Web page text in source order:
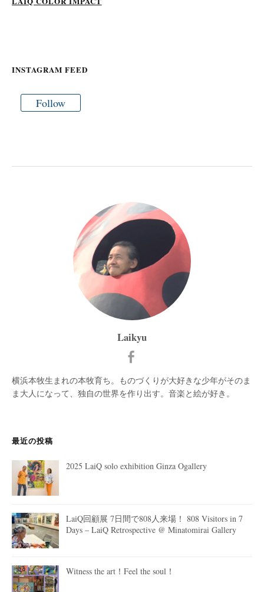
INSTAGRAM FEED
Follow
Laikyu
横浜本牧生まれの本牧育ち。ものづくりが大好きな少年がそのま
ま大人になって、独自の世界を作り出す。音楽と絵が好き。
最近の投稿
2025 LaiQ solo exhibition Ginza Ogallery
LaiQ回顧展 7日間で808人来場！ 808 Visitors in 7
Days – LaiQ Retrospective @ Minatomirai Gallery
Witness the art！Feel the soul！